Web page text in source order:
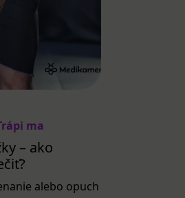
ma
– ako
alebo opuch